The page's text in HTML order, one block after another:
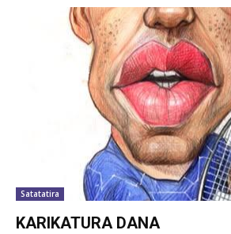
Satatatira
KARIKATURA DANA